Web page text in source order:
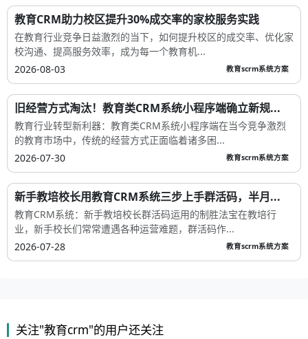
教育CRM助力校区提升30%成交率的家校服务实践
在教育行业竞争日益激烈的当下，如何提升校区的成交率、优化家
校沟通、提高服务效率，成为每一个教育机...
2026-08-03
教育scrm系统方案
旧经营方式淘汰！教育类CRM系统小程序端确立新规...
教育行业转型新利器：教育类CRM系统小程序端在当今竞争激烈
的教育市场中，传统的经营方式正面临着诸多困...
2026-07-30
教育scrm系统方案
新手教培校长用教育CRM系统三步上手群活码，半月...
教育CRM系统：新手教培校长群活码运用的制胜法宝在教培行
业，新手校长们常常遭遇各种运营难题，群活码作...
2026-07-28
教育scrm系统方案
关注"教育crm"的用户还关注